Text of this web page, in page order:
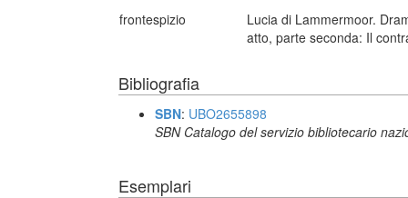
frontespizio
Lucia di Lammermoor.
atto, parte seconda: Il
Bibliografia
SBN: UBO2655898
SBN Catalogo del servizio bibliotecario
Esemplari